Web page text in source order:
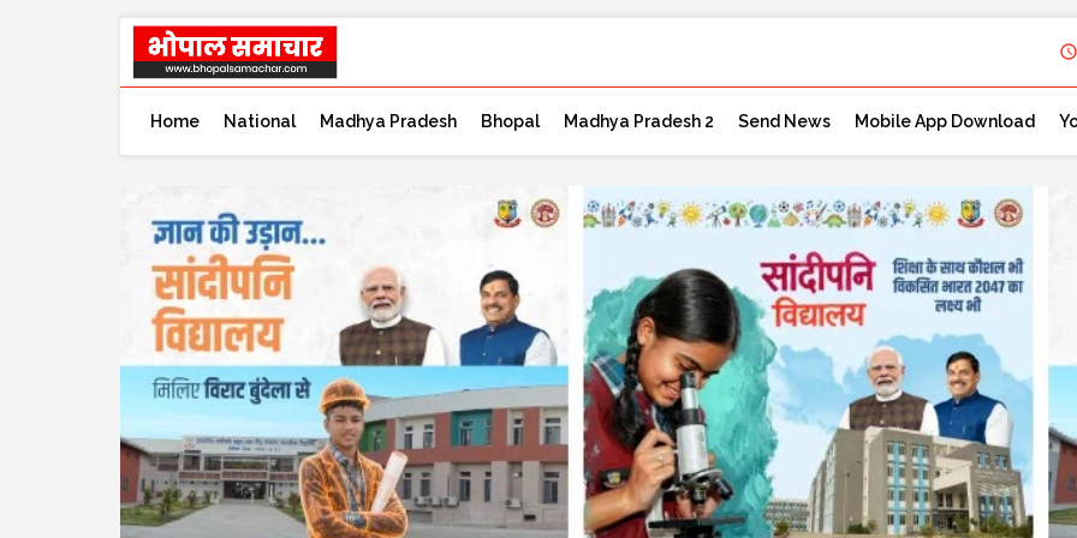
Home National Madhya Pradesh Bhopal Madhya Pradesh 2 Send News Mobile App Download